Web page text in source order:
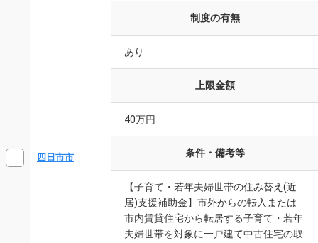
四日市市
制度の有無
あり
上限金額
40万円
条件・備考等
【子育て・若年夫婦世帯の住み替え(近
居)支援補助金】市外からの転入または
市内賃貸住宅から転居する子育て・若年
夫婦世帯を対象に一戸建て中古住宅の取